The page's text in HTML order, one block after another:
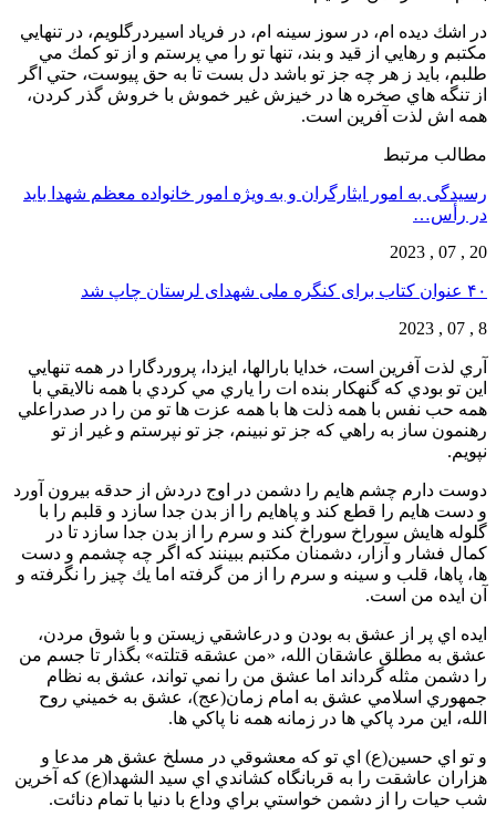
در اشك ديده ام، در سوز سينه ام، در فرياد اسيردرگلويم، در تنهایي
مكتبم و رهایي از قيد و بند، تنها تو را مي پرستم و از تو كمك مي
طلبم، بايد ز هر چه جز تو باشد دل بست تا به حق پيوست، حتي اگر
از تنگه هاي صخره ها در خيزش غير خموش با خروش گذر كردن،
همه اش لذت آفرين است.
مطالب مرتبط
رسیدگی به امور ایثارگران و به ویژه امور خانواده معظم شهدا باید
در رأس…
20 , 07 , 2023
۴۰ عنوان کتاب برای کنگره ملی شهدای لرستان چاپ شد
8 , 07 , 2023
آري لذت آفرين است، خدايا بارالها، ايزدا، پروردگارا در همه تنهایي
اين تو بودي كه گنهكار بنده ات را ياري مي كردي با همه نالايقي با
همه حب نفس با همه ذلت ها با همه عزت ها تو من را در صدراعلي
رهنمون ساز به راهي كه جز تو نبينم، جز تو نپرستم و غير از تو
نپويم.
دوست دارم چشم هايم را دشمن در اوج دردش از حدقه بيرون آورد
و دست هايم را قطع كند و پاهايم را از بدن جدا سازد و قلبم را با
گلوله هايش سوراخ سوراخ كند و سرم را از بدن جدا سازد تا در
كمال فشار و آزار، دشمنان مكتبم ببينند كه اگر چه چشمم و دست
ها، پاها، قلب و سينه و سرم را از من گرفته اما يك چيز را نگرفته و
آن ايده من است.
ايده اي پر از عشق به بودن و درعاشقي زيستن و با شوق مردن،
عشق به مطلق عاشقان الله، «من عشقه قتلته» بگذار تا جسم من
را دشمن مثله گرداند اما عشق من را نمي تواند، عشق به نظام
جمهوري اسلامي عشق به امام زمان(عج)، عشق به خميني روح
الله، اين مرد پاكي ها در زمانه همه نا پاكي ها.
و تو اي حسين(ع) اي تو كه معشوقي در مسلخ عشق هر مدعا و
هزاران عاشقت را به قربانگاه كشاندي اي سيد الشهدا(ع) كه آخرين
شب حيات را از دشمن خواستي براي وداع با دنيا با تمام دنائت.